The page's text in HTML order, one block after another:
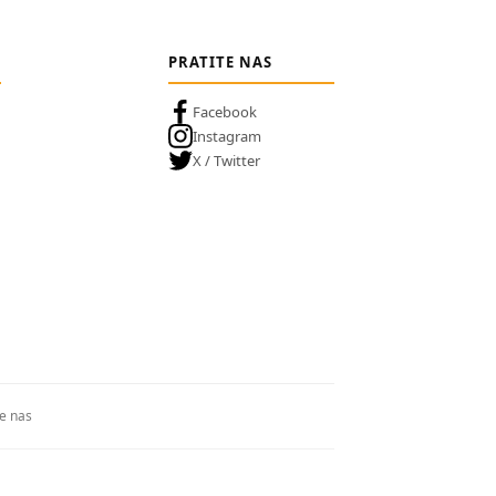
PRATITE NAS
Facebook
Instagram
X / Twitter
nas